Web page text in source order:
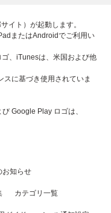
イト）が起動します。
またはAndroidでご利用い
、iTunesは、米国および他
スに基づき使用されていま
Google Play ロゴは、
お知らせ
カテゴリ一覧